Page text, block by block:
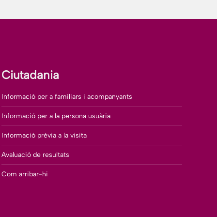
Ciutadania
Informació per a familiars i acompanyants
Informació per a la persona usuària
Informació prèvia a la visita
Avaluació de resultats
Com arribar-hi